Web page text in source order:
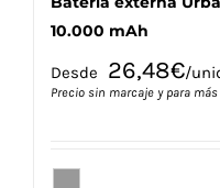
10.000 mAh
Desde 26,48€/
Precio sin marcaje y para